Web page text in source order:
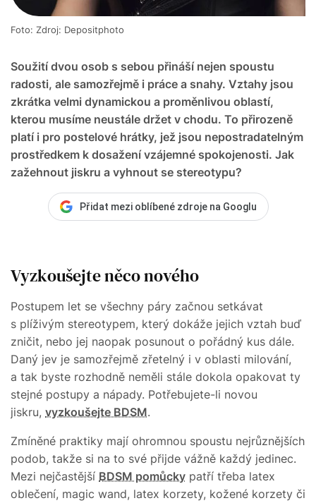
Soužití dvou osob s sebou přináší nejen spoustu
radosti, ale samozřejmě i práce a snahy. Vztahy jsou
zkrátka velmi dynamickou a proměnlivou oblastí,
kterou musíme neustále držet v chodu. To přirozeně
platí i pro postelové hrátky, jež jsou nepostradatelným
prostředkem k dosažení vzájemné spokojenosti. Jak
zažehnout jiskru a vyhnout se stereotypu?
Foto: Zdroj: Depositphoto
Přidat mezi oblíbené zdroje na Googlu
Vyzkoušejte něco nového
Postupem let se všechny páry začnou setkávat
s plíživým stereotypem, který dokáže jejich vztah buď
zničit, nebo jej naopak posunout o pořádný kus dále.
Daný jev je samozřejmě zřetelný i v oblasti milování,
a tak byste rozhodně neměli stále dokola opakovat ty
stejné postupy a nápady. Potřebujete-li novou
jiskru, vyzkoušejte BDSM.
Zmíněné praktiky mají ohromnou spoustu nejrůznějších
podob, takže si na to své přijde vážně každý jedinec.
Mezi nejčastější BDSM pomůcky patří třeba latex
oblečení, magic wand, latex korzety, kožené korzety či